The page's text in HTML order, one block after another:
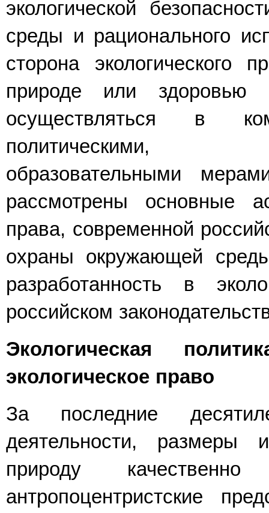
эколо­гической
среды и рационального
сторона экологического
природе или здоровью
осуществляться в
политическими,
образовательными
рассмотрены основные
права, современной
охраны окружающей
разработанность в
российском
Экологическая
экологическое право
За последние
деятельности, размеры
природу
антропоцентристские